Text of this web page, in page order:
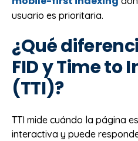
usuario es prioritaria.
¿Qué
FID y Time to
(TTI)?
TTI mide cuándo la página
interactiva y puede